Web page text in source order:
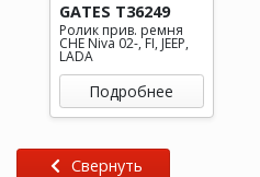
Свернуть
GATES T36249
Ролик прив. ремня
CHE Niva 02-, FI, JEEP,
LADA
Подробнее